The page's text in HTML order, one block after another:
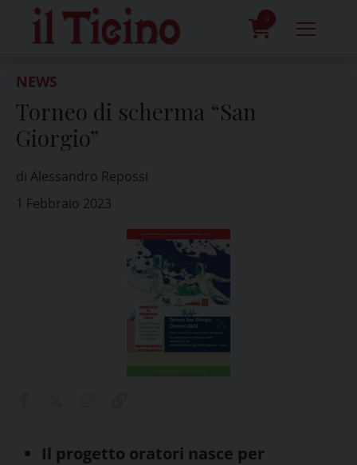
content
0
NEWS
Torneo di scherma “San
Giorgio”
di Alessandro Repossi
1 Febbraio 2023
Il progetto oratori nasce per